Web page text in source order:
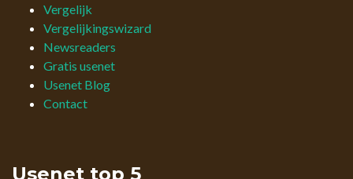
Vergelijk
Vergelijkingswizard
Newsreaders
Gratis usenet
Usenet Blog
Contact
Usenet top 5